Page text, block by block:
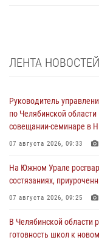
ЛЕНТА НОВОСТЕЙ
Руководитель
по Челябинской
совещании-семинаре в
07 августа 2026, 09:33
На Южном Урале
состязаниях,
07 августа 2026, 09:25
В Челябинской области
готовность школ к